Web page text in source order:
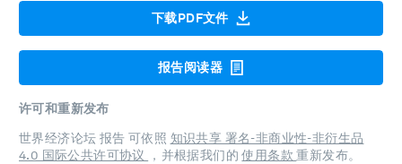
下载PDF文件
报告阅读器
许可和重新发布
世界经济论坛 报告 可依照 知识共享 署名-非商业性-非衍生品
4.0 国际公共许可协议
，并根据我们的使用条款重新发布。